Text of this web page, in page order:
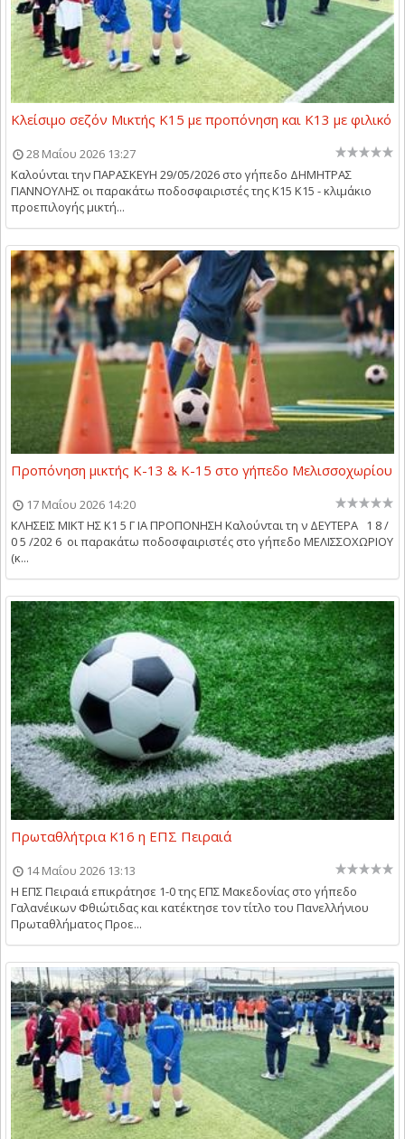
Κλείσιμο σεζόν Μικτής Κ15 με προπόνηση και Κ13 με φιλικό
28 Μαΐου 2026 13:27
Καλούνται την ΠΑΡΑΣΚΕΥΗ 29/05/2026 στο γήπεδο ΔΗΜΗΤΡΑΣ
ΓΙΑΝΝΟΥΛΗΣ οι παρακάτω ποδοσφαιριστές της Κ15 Κ15 - κλιμάκιο
προεπιλογής μικτή...
Προπόνηση μικτής Κ-13 & Κ-15 στο γήπεδο Μελισσοχωρίου
17 Μαΐου 2026 14:20
ΚΛΗΣΕΙΣ ΜΙΚΤ ΗΣ Κ1 5 Γ ΙΑ ΠΡΟΠΟΝΗΣΗ Καλούνται τη ν ΔΕΥΤΕΡΑ 1 8 /
0 5 /202 6 οι παρακάτω ποδοσφαιριστές στο γήπεδο ΜΕΛΙΣΣΟΧΩΡΙΟΥ
(κ...
Πρωταθλήτρια Κ16 η ΕΠΣ Πειραιά
14 Μαΐου 2026 13:13
Η ΕΠΣ Πειραιά επικράτησε 1-0 της ΕΠΣ Μακεδονίας στο γήπεδο
Γαλανέικων Φθιώτιδας και κατέκτησε τον τίτλο του Πανελλήνιου
Πρωταθλήματος Προε...